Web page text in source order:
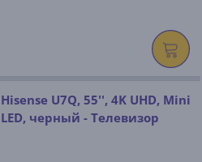
Hisense U7Q, 55'', 4K UHD, Mini
LED, черный - Телевизор